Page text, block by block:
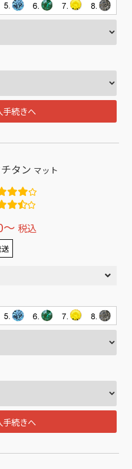
続きへ
タン マット
〜 税込
続きへ